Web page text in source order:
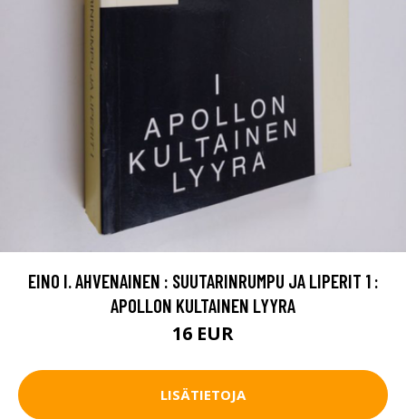
EINO I. AHVENAINEN : SUUTARINRUMPU JA LIPERIT 1 :
APOLLON KULTAINEN LYYRA
16 EUR
LISÄTIETOJA